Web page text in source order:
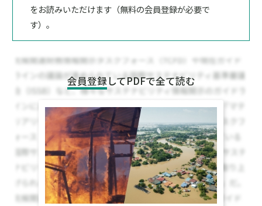
をお読みいただけます（無料の会員登録が必要で
す）。
会員登録 してPDFで全て読む